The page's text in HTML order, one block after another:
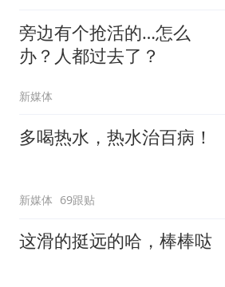
旁边有个抢活的…怎么
办？人都过去了？
新媒体
多喝热水，热水治百病！
新媒体 69跟贴
这滑的挺远的哈，棒棒哒